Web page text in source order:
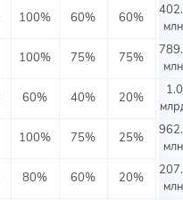
100% 60% 60%
100% 75% 75%
60% 40% 20%
1.0
100% 75% 25%
80% 60% 20%